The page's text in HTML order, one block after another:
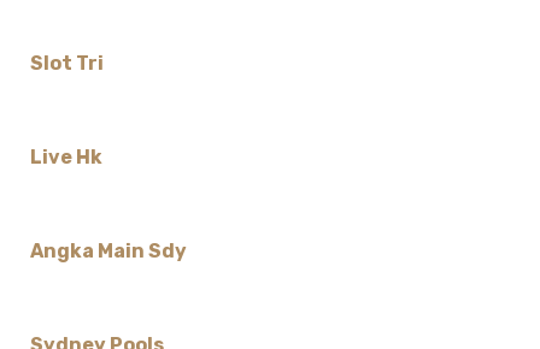
Slot Tri
Live Hk
Angka Main Sdy